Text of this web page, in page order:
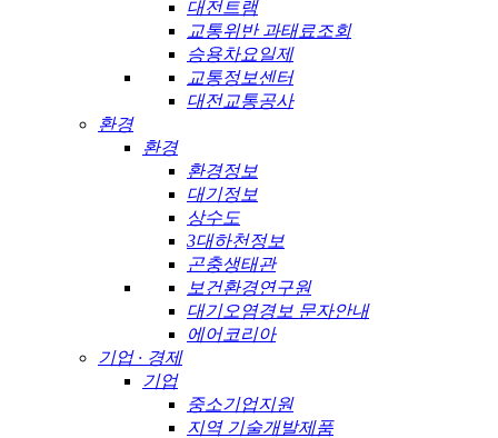
대전트램
교통위반 과태료조회
승용차요일제
교통정보센터
대전교통공사
환경
환경
환경정보
대기정보
상수도
3대하천정보
곤충생태관
보건환경연구원
대기오염경보 문자안내
에어코리아
기업 · 경제
기업
중소기업지원
지역 기술개발제품